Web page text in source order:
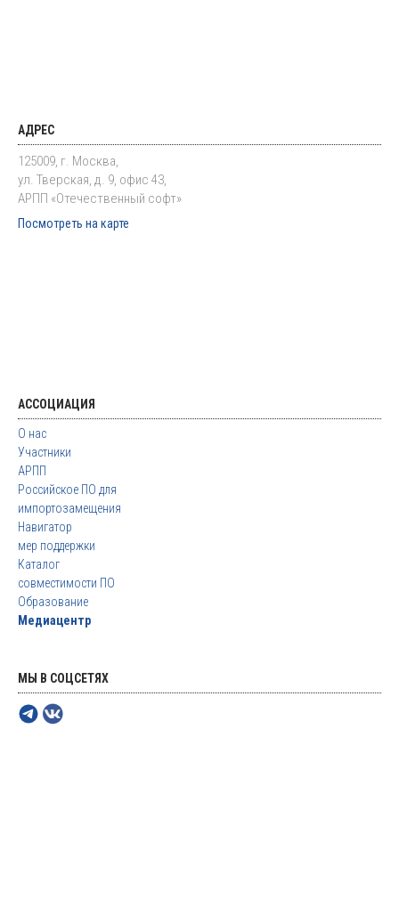
АДРЕС
125009, г. Москва,
ул. Тверская, д. 9, офис 43,
АРПП «Отечественный софт»
Посмотреть на карте
АССОЦИАЦИЯ
О нас
Участники
АРПП
Российское ПО для
импортозамещения
Навигатор
мер поддержки
Каталог
совместимости ПО
Образование
Медиацентр
МЫ В СОЦСЕТЯХ